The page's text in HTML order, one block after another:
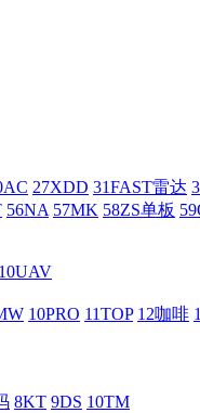
27XDD 31FAST雷达
56NA 57MK 58ZS单板
10UAV
10PRO 11TOP 12咖啡
8KT 9DS 10TM